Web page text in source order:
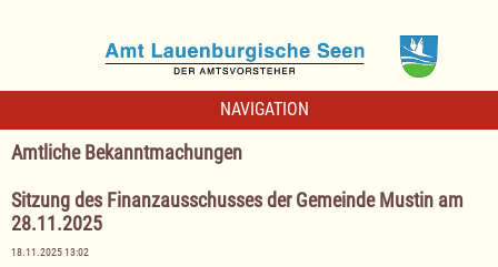
NAVIGATION
Amtliche Bekanntmachungen
Sitzung des Finanzausschusses der Gemeinde Mustin am
28.11.2025
18.11.2025 13:02